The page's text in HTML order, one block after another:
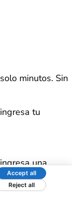
minutos. Sin
tu
una
Accept all
Reject all